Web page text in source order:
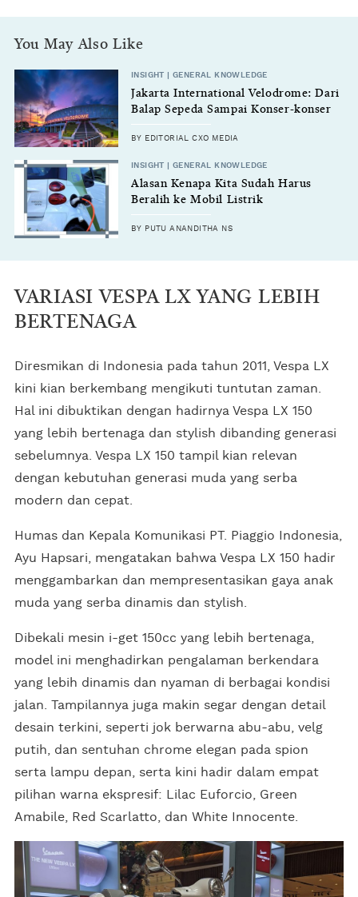
You May Also Like
INSIGHT | GENERAL KNOWLEDGE
Jakarta International Velodrome: Dari
Balap Sepeda Sampai Konser-konser
Megah
BY EDITORIAL CXO MEDIA
INSIGHT | GENERAL KNOWLEDGE
Alasan Kenapa Kita Sudah Harus
Beralih ke Mobil Listrik
BY PUTU ANANDITHA NS
VARIASI VESPA LX YANG LEBIH
BERTENAGA
Diresmikan di Indonesia pada tahun 2011, Vespa LX
kini kian berkembang mengikuti tuntutan zaman.
Hal ini dibuktikan dengan hadirnya Vespa LX 150
yang lebih bertenaga dan stylish dibanding generasi
sebelumnya. Vespa LX 150 tampil kian relevan
dengan kebutuhan generasi muda yang serba
modern dan cepat.
Humas dan Kepala Komunikasi PT. Piaggio Indonesia,
Ayu Hapsari, mengatakan bahwa Vespa LX 150 hadir
menggambarkan dan mempresentasikan gaya anak
muda yang serba dinamis dan stylish.
Dibekali mesin i-get 150cc yang lebih bertenaga,
model ini menghadirkan pengalaman berkendara
yang lebih dinamis dan nyaman di berbagai kondisi
jalan. Tampilannya juga makin segar dengan detail
desain terkini, seperti jok berwarna abu-abu, velg
putih, dan sentuhan chrome elegan pada spion
serta lampu depan, serta kini hadir dalam empat
pilihan warna ekspresif: Lilac Euforcio, Green
Amabile, Red Scarlatto, dan White Innocente.